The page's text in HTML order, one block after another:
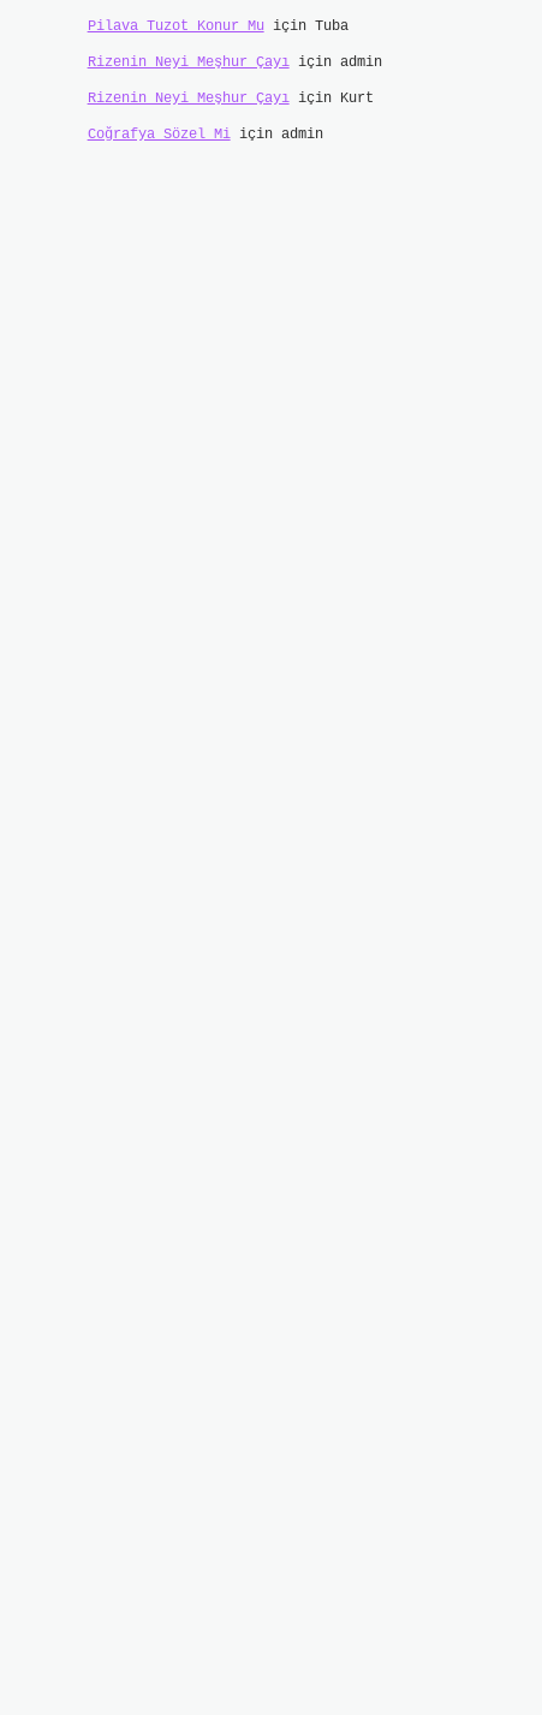
Pilava Tuzot Konur Muiçin Tuba
Rizenin Neyi Meşhur Çayıiçin admin
Rizenin Neyi Meşhur Çayıiçin Kurt
Coğrafya Sözel Miiçin admin